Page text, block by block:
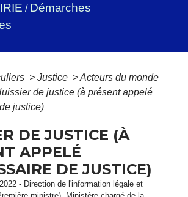
/ Démarches
> Justice >Acteurs du monde
de justice (à présent appelé
justice)
DE JUSTICE (À
APPELÉ
DE JUSTICE)
- Direction de l'information légale et